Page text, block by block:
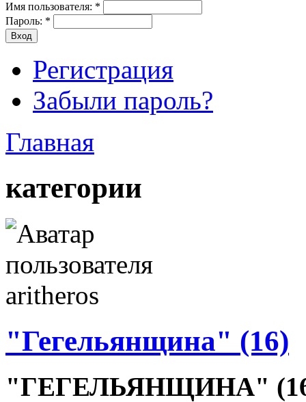
Имя пользователя: *
Пароль: *
Регистрация
Забыли пароль?
Главная
категории
"Гегельянщина" (16)
"ГЕГЕЛЬЯНЩИНА"